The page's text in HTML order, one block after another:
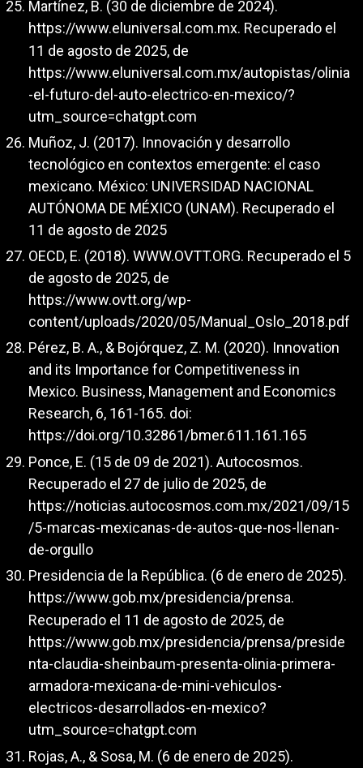
Martínez, B. (30 de diciembre de 2024).
https://www.eluniversal.com.mx. Recuperado el
11 de agosto de 2025, de
https://www.eluniversal.com.mx/autopistas/olinia
-el-futuro-del-auto-electrico-en-mexico/?
utm_source=chatgpt.com
Muñoz, J. (2017). Innovación y desarrollo
tecnológico en contextos emergente: el caso
mexicano. México: UNIVERSIDAD NACIONAL
AUTÓNOMA DE MÉXICO (UNAM). Recuperado el
11 de agosto de 2025
OECD, E. (2018). WWW.OVTT.ORG. Recuperado el 5
de agosto de 2025, de
https://www.ovtt.org/wp-
content/uploads/2020/05/Manual_Oslo_2018.pdf
Pérez, B. A., & Bojórquez, Z. M. (2020). Innovation
and its Importance for Competitiveness in
Mexico. Business, Management and Economics
Research, 6, 161-165. doi:
https://doi.org/10.32861/bmer.611.161.165
Ponce, E. (15 de 09 de 2021). Autocosmos.
Recuperado el 27 de julio de 2025, de
https://noticias.autocosmos.com.mx/2021/09/15
/5-marcas-mexicanas-de-autos-que-nos-llenan-
de-orgullo
Presidencia de la República. (6 de enero de 2025).
https://www.gob.mx/presidencia/prensa.
Recuperado el 11 de agosto de 2025, de
https://www.gob.mx/presidencia/prensa/preside
nta-claudia-sheinbaum-presenta-olinia-primera-
armadora-mexicana-de-mini-vehiculos-
electricos-desarrollados-en-mexico?
utm_source=chatgpt.com
Rojas, A., & Sosa, M. (6 de enero de 2025).